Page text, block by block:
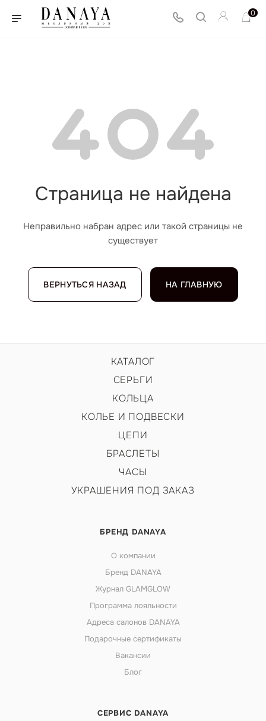
0
Страница не найдена
Неправильно набран адрес или такой страницы не
существует
ВЕРНУТЬСЯ НАЗАД НА ГЛАВНУЮ
КАТАЛОГ
СЕРЬГИ
КОЛЬЦА
КОЛЬЕ И ПОДВЕСКИ
ЦЕПИ
БРАСЛЕТЫ
ЧАСЫ
УКРАШЕНИЯ ПОД ЗАКАЗ
БРЕНД DANAYA
О компании
Бренд DANAYA
Журнал GLAMGLOW
Программа лояльности
Адреса салонов DANAYA
Подарочные сертификаты
Вакансии
Блог
СЕРВИС DANAYA